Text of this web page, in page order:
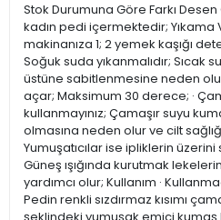
Stok Durumuna Göre Farkı
kadın pedi içermektedir; Yıkama
makinanıza 1; 2 yemek kaşığı
Soğuk suda yıkanmalıdır; Sıcak
üstüne sabitlenmesine neden
açar; Maksimum 30 derece; ·
kullanmayınız; Çamaşır suyu
olmasına neden olur ve cilt
Yumuşatıcılar ise ipliklerin
Güneş ışığında kurutmak
yardımcı olur; Kullanım ·
Pedin renkli sızdırmaz kısımı